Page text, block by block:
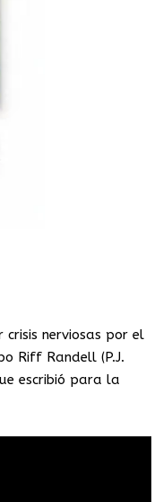
nerviosas por el
Riff Randell (P.J.
escribió para la